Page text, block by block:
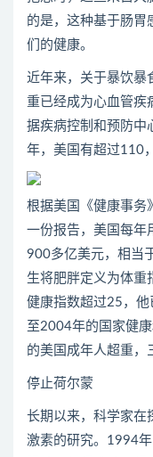
的是，这种基于肠胃
们的健康。
近年来，关于暴饮暴
重已经成为心血管疾
据疾病控制和预防中
年，美国有超过110
根据美国《健康事务
一份报告，美国每年
900多亿美元，相当
生将肥胖定义为体重
健康指数超过25，
至2004年的国家健
的美国成年人超重，
停止荷尔蒙
长期以来，科学家在
激素的研究。1994